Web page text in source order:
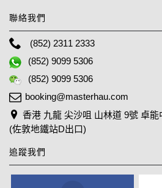
聯絡我們
(852) 2311 2333
(852) 9099 5306
(852) 9099 5306
booking@masterhau.com
香港 九龍 尖沙咀 山林道 9號 卓能
(佐敦地鐵站D出口)
追蹤我們